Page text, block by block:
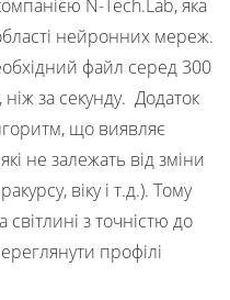
N-Tech.Lab, яка
нейронних мереж.
файл серед 300
за секунду. Додаток
що виявляє
не залежать від зміни
віку і т.д.). Тому
з точністю до
профілі